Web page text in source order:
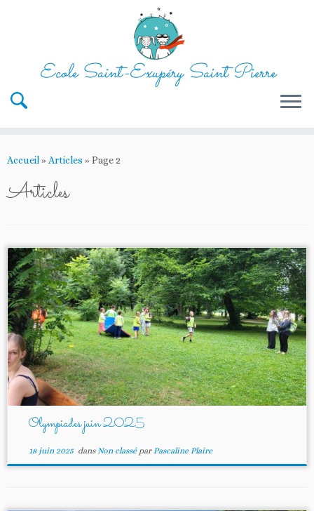
au
Ecole Saint-Exupéry Saint Pierre
Accueil » Articles » Page 2
Articles
Olympiades juin 2025
18 juin 2025dansNon classé parPascaline Plaire